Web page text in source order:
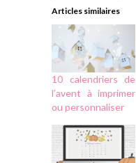
Articles similaires
10 calendriers de
l’avent à imprimer
ou personnaliser